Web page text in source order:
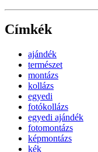
Címkék
ajándék
természet
montázs
kollázs
egyedi
fotókollázs
egyedi ajándék
fotomontázs
képmontázs
kék